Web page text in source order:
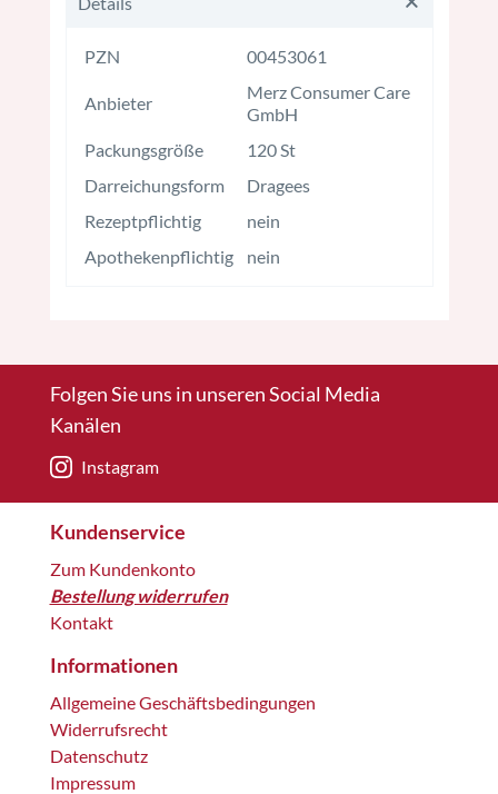
PZN 00453061
Anbieter
Merz Consumer Care
GmbH
Packungsgröße
120 St
Darreichungsform
Dragees
Rezeptpflichtig
nein
Apothekenpflichtig
nein
Folgen Sie uns in unseren Social Media
Kanälen
Instagram
Kundenservice
Zum Kundenkonto
Bestellung widerrufen
Kontakt
Informationen
Allgemeine Geschäftsbedingungen
Widerrufsrecht
Datenschutz
Impressum